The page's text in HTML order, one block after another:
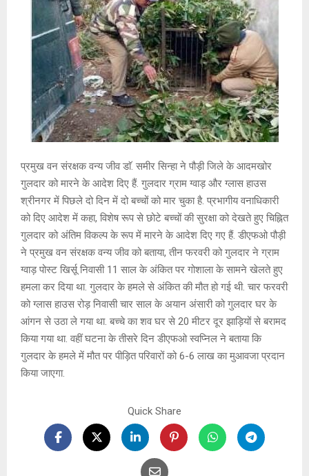
प्रमुख वन संरक्षक वन्य जीव डाॅ. समीर सिन्हा ने पौड़ी जिले के आदमखोर
गुलदार को मारने के आदेश दिए हैं. गुलदार ग्राम ग्वाड़ और ग्लास हाउस
श्रीनगर में पिछले दो दिन में दो बच्चों को मार चुका है. प्रभागीय वनाधिकारी
को दिए आदेश में कहा, विशेष रूप से छोटे बच्चों की सुरक्षा को देखते हुए चिह्नित
गुलदार को अंतिम विकल्प के रूप में मारने के आदेश दिए गए हैं. डीएफओ पौड़ी
ने प्रमुख वन संरक्षक वन्य जीव को बताया, तीन फरवरी को गुलदार ने ग्राम
ग्वाड़ पोस्ट खिर्सू निवासी 11 साल के अंकित पर गोशाला के सामने खेलते हुए
हमला कर दिया था. गुलदार के हमले से अंकित की मौत हो गई थी. चार फरवरी
को ग्लास हाउस रोड़ निवासी चार साल के अयान अंसारी को गुलदार घर के
आंगन से उठा ले गया था. बच्चे का शव घर से 20 मीटर दूर झाड़ियों से बरामद
किया गया था. वहीं घटना के तीसरे दिन डीएफओ स्वप्निल ने बताया कि
गुलदार के हमले में मौत पर पीड़ित परिवारों को 6-6 लाख का मुआवजा प्रदान
किया जाएगा.
Quick Share